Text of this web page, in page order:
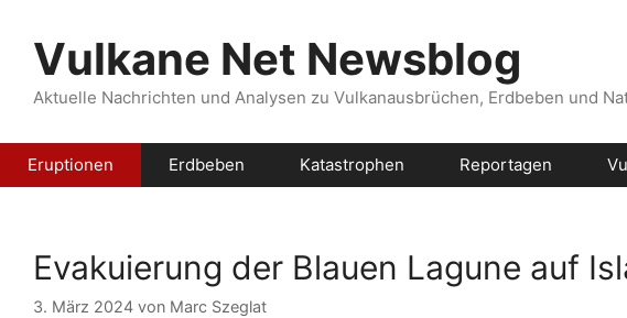
Inhalt
springenVulkane Net Newsblog
Aktuelle Nachrichten und Analysen zu Vulkanausbrüchen, Erdbeben und
Eruptionen Erdbeben Katastrophen Reportagen
Evakuierung der Blauen Lagune auf
3. März 2024 von Marc Szeglat